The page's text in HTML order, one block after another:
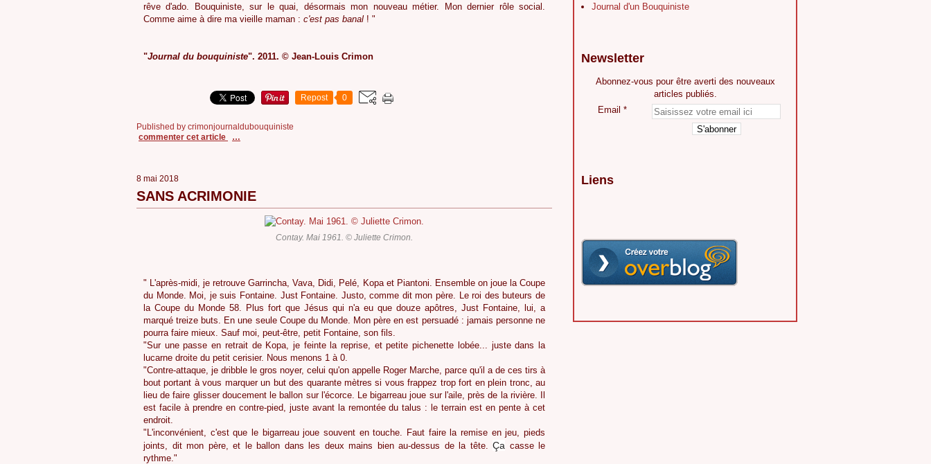
rêve d'ado. Bouquiniste, sur le quai, désormais mon nouveau métier. Mon dernier rôle social.
Comme aime à dire ma vieille maman : c'est pas banal ! "
"Journal du bouquiniste". 2011. © Jean-Louis Crimon
Repost 0
Published by crimonjournaldubouquiniste
commenter cet article
…
8 mai 2018
SANS ACRIMONIE
Contay. Mai 1961. © Juliette Crimon.
" L'après-midi, je retrouve Garrincha, Vava, Didi, Pelé, Kopa et Piantoni. Ensemble on joue la Coupe
du Monde. Moi, je suis Fontaine. Just Fontaine. Justo, comme dit mon père. Le roi des buteurs de
la Coupe du Monde 58. Plus fort que Jésus qui n'a eu que douze apôtres, Just Fontaine, lui, a
marqué treize buts. En une seule Coupe du Monde. Mon père en est persuadé : jamais personne ne
pourra faire mieux. Sauf moi, peut-être, petit Fontaine, son fils.
"Sur une passe en retrait de Kopa, je feinte la reprise, et petite pichenette lobée... juste dans la
lucarne droite du petit cerisier. Nous menons 1 à 0.
"Contre-attaque, je dribble le gros noyer, celui qu'on appelle Roger Marche, parce qu'il a de ces tirs à
bout portant à vous marquer un but des quarante mètres si vous frappez trop fort en plein tronc, au
lieu de faire glisser doucement le ballon sur l'écorce. Le bigarreau joue sur l'aile, près de la rivière. Il
est facile à prendre en contre-pied, juste avant la remontée du talus : le terrain est en pente à cet
endroit.
"L'inconvénient, c'est que le bigarreau joue souvent en touche. Faut faire la remise en jeu, pieds
joints, dit mon père, et le ballon dans les deux mains bien au-dessus de la tête. Ça casse le
rythme."
Journal d'un Bouquiniste
Newsletter
Abonnez-vous pour être averti des nouveaux
articles publiés.
Email
Liens